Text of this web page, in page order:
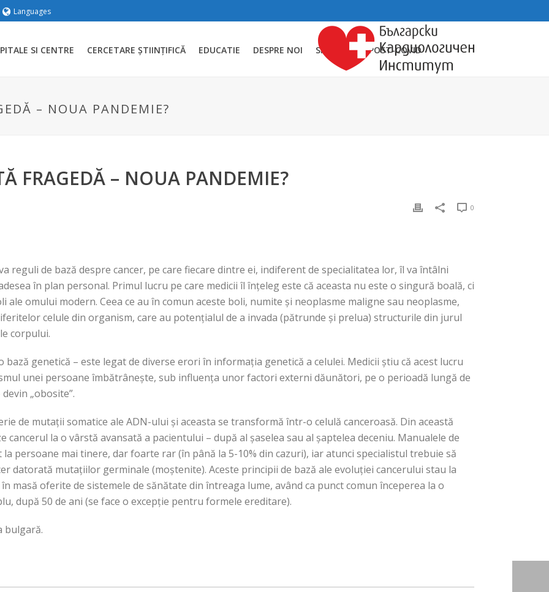
Languages
SI CENTRE CERCETARE ȘTIINȚIFICĂ EDUCATIE DESPRE NOI SINDROMUL POST-COVID
– NOUA PANDEMIE?
FRAGEDĂ – NOUA PANDEMIE?
0
reguli de bază despre cancer, pe care fiecare dintre ei, indiferent de specialitatea lor, îl va întâlni
în plan personal. Primul lucru pe care medicii îl înțeleg este că aceasta nu este o singură boală, ci
omului modern. Ceea ce au în comun aceste boli, numite și neoplasme maligne sau neoplasme,
celule din organism, care au potențialul de a invada (pătrunde și prelua) structurile din jurul
corpului.
bază genetică – este legat de diverse erori în informația genetică a celulei. Medicii știu că acest lucru
unei persoane îmbătrânește, sub influența unor factori externi dăunători, pe o perioadă lungă de
„obosite”.
de mutații somatice ale ADN-ului și aceasta se transformă într-o celulă canceroasă. Din această
cancerul la o vârstă avansată a pacientului – după al șaselea sau al șaptelea deceniu. Manualele de
persoane mai tinere, dar foarte rar (în până la 5-10% din cazuri), iar atunci specialistul trebuie să
datorată mutațiilor germinale (moștenite). Aceste principii de bază ale evoluției cancerului stau la
masă oferite de sistemele de sănătate din întreaga lume, având ca punct comun începerea la o
după 50 de ani (se face o excepție pentru formele ereditare).
bulgară.